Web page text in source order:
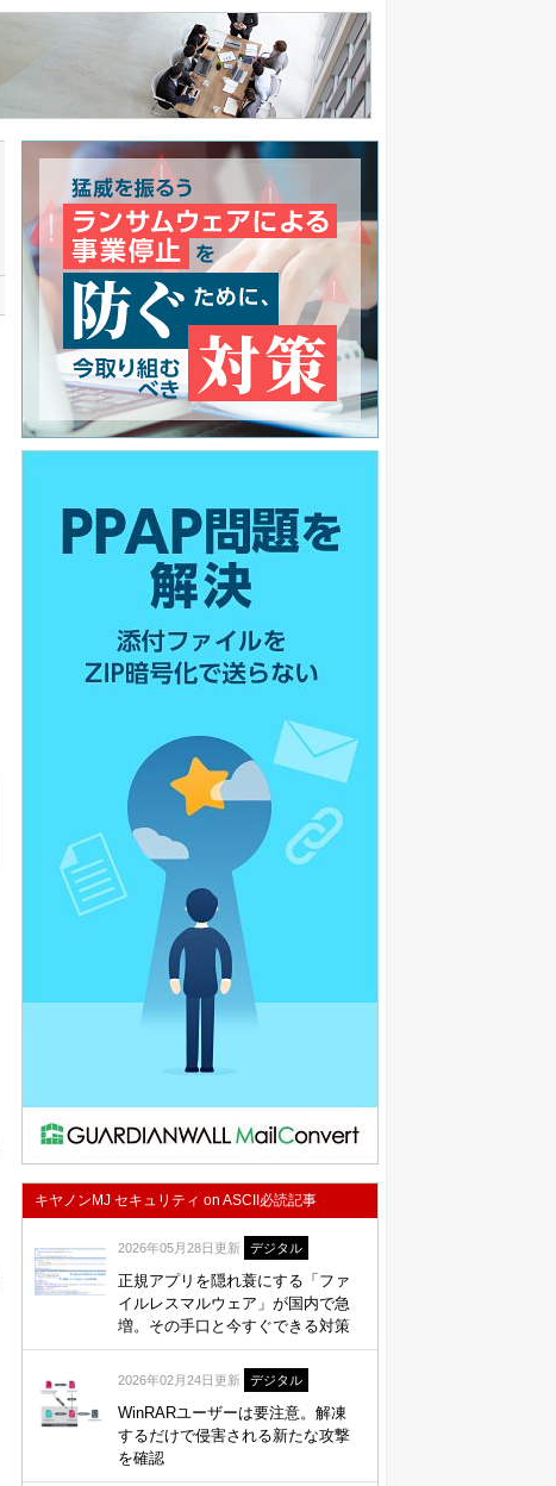
キヤノンMJ セキュリティ on ASCII必読記事
2026年05月28日更新 デジタル
正規アプリを隠れ蓑にする「ファ
イルレスマルウェア」が国内で急
増。その手口と今すぐできる対策
2026年02月24日更新 デジタル
WinRARユーザーは要注意。解凍
するだけで侵害される新たな攻撃
を確認